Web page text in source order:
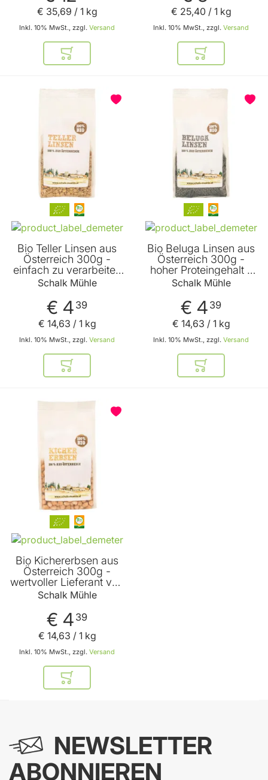
Schalk Mühle
Inkl. 10% MwSt., zzgl. Versand
€ 35,69 / 1 kg
In den Warenkorb
Proteinquelle von
Schalk Mühle
Inkl. 10% MwSt., zzgl. Versand
€ 25,40/ 1 kg
In den
Bio Teller Linsen aus
Österreich 300g -
einfach zu verarbeiten
- kein dominierender
pflanzliches Eiweiß
von Schalk Mühle
Schalk Mühle
€ 4 39
Inkl. 10% MwSt., zzgl. Versand
€ 14,63 / 1 kg
In den Warenkorb
Bio Beluga Linsen aus
Österreich 300g -
hoher Proteingehalt -
unvergleichlicher
verdaulich -
wunderbare Maroni-
Note von Schalk Mühle
Schalk Mühle
€ 4 39
Inkl. 10% MwSt., zzgl. Versand
€ 14,63 / 1 kg
In den
Bio Kichererbsen aus
Österreich 300g -
wertvoller Lieferant von
pflanzlichem Eiweiß -
vegane Proteinquelle
von Schalk Mühle
Schalk Mühle
€ 4 39
Inkl. 10% MwSt., zzgl. Versand
€ 14,63 / 1 kg
In den Warenkorb
NEWSLETTER
ABONNIEREN